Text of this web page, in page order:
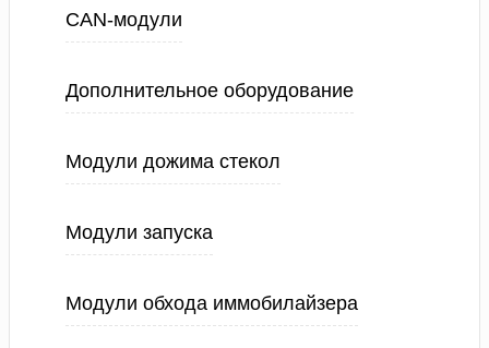
CAN-модули
Дополнительное оборудование
Модули дожима стекол
Модули запуска
Модули обхода иммобилайзера